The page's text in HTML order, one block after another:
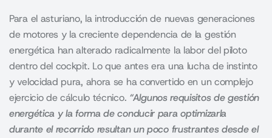
Para el asturiano, la introducción de nuevas generaciones
de motores y la creciente dependencia de la gestión
energética han alterado radicalmente la labor del piloto
dentro del cockpit. Lo que antes era una lucha de instinto
y velocidad pura, ahora se ha convertido en un complejo
ejercicio de cálculo técnico. “Algunos requisitos de gestión
energética y la forma de conducir para optimizarla
durante el recorrido resultan un poco frustrantes desde el